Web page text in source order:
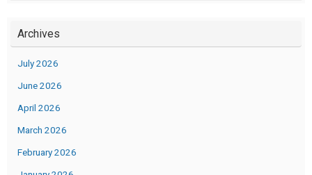
Archives
July 2026
June 2026
April 2026
March 2026
February 2026